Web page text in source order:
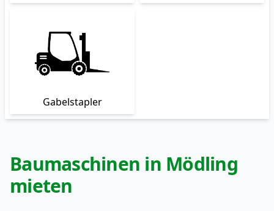
Gabelstapler
Baumaschinen in Mödling
mieten